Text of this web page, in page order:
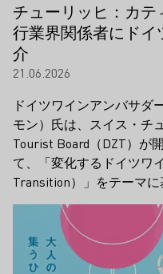
チューリッヒ：カ
行業界関係者にド
介
21.06.2026
ドイツワインアンバサダ
モン）氏は、スイス・チ
Tourist Board（DZT）が
て、「変化するドイツワ
Transition）」をテーマに
もっと詳しく